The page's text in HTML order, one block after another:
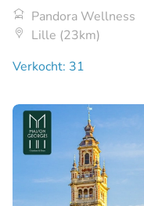
Pandora Wellness
Lille (23km)
Verkocht: 31